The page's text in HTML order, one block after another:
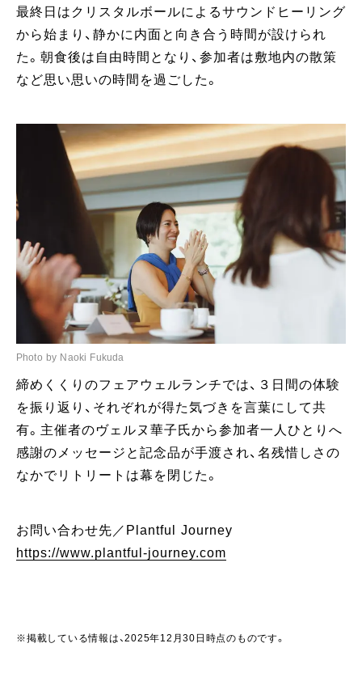
最終日はクリスタルボールによるサウンドヒーリング
から始まり、静かに内面と向き合う時間が設けられ
た。朝食後は自由時間となり、参加者は敷地内の散策
など思い思いの時間を過ごした。
Photo by Naoki Fukuda
締めくくりのフェアウェルランチでは、３日間の体験
を振り返り、それぞれが得た気づきを言葉にして共
有。主催者のヴェルヌ華子氏から参加者一人ひとりへ
感謝のメッセージと記念品が手渡され、名残惜しさの
なかでリトリートは幕を閉じた。
お問い合わせ先／Plantful Journey
https://www.plantful-journey.com
※掲載している情報は、2025年12月30日時点のものです。